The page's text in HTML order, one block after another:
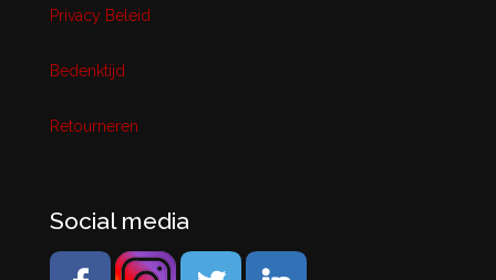
Privacy Beleid
Bedenktijd
Retourneren
Social media